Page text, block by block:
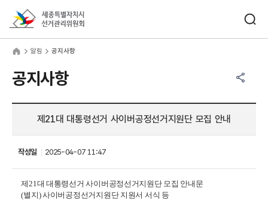
알림 공지사항
공지사항
제21대 대통령선거 사이버공정선거지원단 모집 안내
작성일 2025-04-07 11:47
제21대 대통령선거 사이버공정선거지원단 모집 안내문
(별지) 사이버공정선거지원단 지원서 서식 등